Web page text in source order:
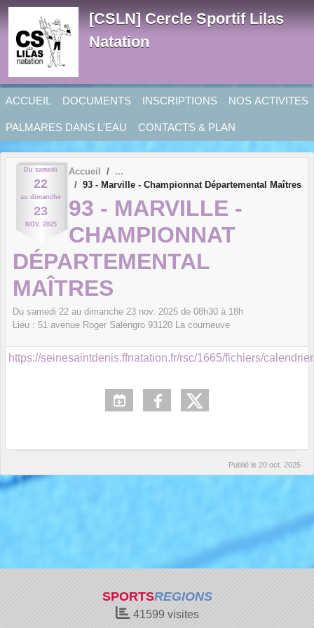
[CSLN] Cercle Sportif Lilas
Natation
ACCUEIL DOCUMENTS INSCRIPTIONS NOS ACTIVITES
PALMARES DANS L'EAU CONTACTS & PLAN
Du samedi
22
au dimanche
23
NOV. 2025
Accueil
93 - Marville - Championnat Départemental Maîtres
93 - MARVILLE -
CHAMPIONNAT
DÉPARTEMENTAL
MAÎTRES
Du samedi 22 au dimanche 23 nov. 2025 de 08h30 à 18h
Lieu : 51 avenue Roger Salengro 93120 La courneuve
https://seinesaintdenis.ffnatation.fr/rsc/1665/fichiers/
Publié le 20 oct. 2025
SPORTSREGIONS
41599 visites
Panneau de gestion des cookies